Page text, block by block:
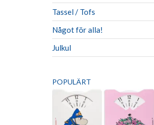
Tassel / Tofs
Något för alla!
Julkul
POPULÄRT